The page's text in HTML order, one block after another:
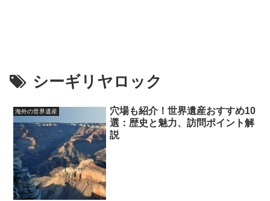
シーギリヤロック
海外の世界遺産
穴場も紹介！世界遺産おすすめ10
選：歴史と魅力、訪問ポイント解
説